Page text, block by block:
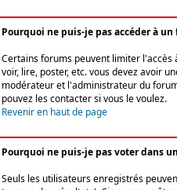
Pourquoi ne puis-je pas accéder à un
Certains forums peuvent limiter
voir, lire, poster, etc. vous devez avoir
modérateur et l'administrateur du
pouvez les contacter si vous le voulez.
Revenir en haut de page
Pourquoi ne puis-je pas voter dans
Seuls les utilisateurs enregistrés